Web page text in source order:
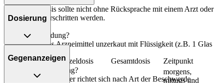
Die Gesamtdosis sollte nicht ohne Rücksprache mit einem Arzt oder
Apotheker überschritten werden.
Art der Anwendung?
Nehmen Sie das Arzneimittel unzerkaut mit Flüssigkeit (z.B. 1 Glas
Dauer der Anwendung?
Die Anwendungsdauer richtet sich nach Art der Beschwerde
Dosierung
Personenkreis
Einzeldosis Gesamtdosis Zeitpunkt
Jugendliche ab
morgens,
mittags und
Gegenanzeigen